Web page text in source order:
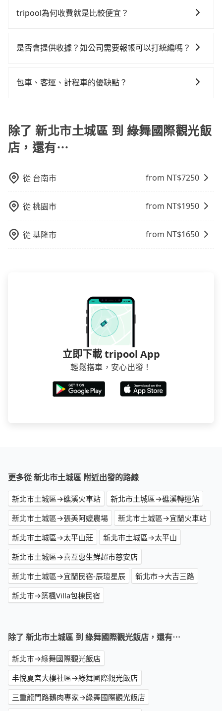
預約tripool！
或九人座可供選擇，而且無人租車最令人詬病的就是車
樣。另外，偶爾也會遇到明明已經預約了時間但上一位
小的風險。最後，雖然路邊隨租隨還看似方便，但實際
上，無論在價格或服務品質上，tripool都是你從新北市
比較寬鬆且不介意耗時轉乘可選大眾運輸或較貴的計程
車。 時間：需在特定時間到達目的地可選包車或計程
則可搭乘大眾運輸。
定及可靠的，大多數的使用者都給予了高分評價。此
車前一日凌晨6點前取消均可無條件全額退費的承諾，讓
tripool為何收費就是比較便宜？
一次使用tripool的會擔心價格比市價便宜不少，是不是
淘汰顧客評分較低的司機，且車輛均要求5年內新車，司
車率，也就是提高俗稱「回頭車」的比例。這不僅體現
在成本的控制，更是在傳統旺季（年假、端午、中秋、
雙十等）能用更少的司機來服務更多的旅客，意味著使
低，如此便反應在服務品質的控管會更佳。但tripool網
保證前一天中午以前均可全額取消退費，如已經決定好
要從新北市土城區去綠舞國際觀光飯店，請儘早下訂以
是否會提供收據？如公司需要報帳可以打統編嗎？
旅行業代收轉付電子收據，如果公司需要報公帳，在預
包車、客運、計程車的優缺點？
運：最經濟實惠的交通方式，通常有固定的路線和時間
表。不必擔心自己開車的安全風險。但是客運的班次和
行車路線可能不太頻繁。 計程車：可以隨叫隨到，並且
高，車輛選擇不如包車多，且大都屬短程接駁為主。
除了 新北市土城區 到 綠舞國際觀光飯
店，還有⋯
從 台南市 from NT$7250
從桃園市 from NT$1950
從基隆市 from NT$1650
立即下載 tripool App
輕鬆搭車，安心出發！
更多從 新北市土城區 附近出發的路線
新北市土城區→礁溪火車站
新北市土城區→礁溪轉運站
新北市土城區→張美阿嬤農場
新北市土城區→宜蘭火車站
新北市土城區→太平山莊
新北市土城區→太平山
新北市土城區→喜互惠生鮮超市慈安店
新北市土城區→宜蘭民宿-辰瑄星辰
新北市→大吉三路
新北市→築楓Villa包棟民宿
除了 新北市土城區 到 綠舞國際觀光飯店，還有⋯
新北市→綠舞國際觀光飯店
丰悅夏宮大樓社區→綠舞國際觀光飯店
三重龍門路鵝肉專家→綠舞國際觀光飯店